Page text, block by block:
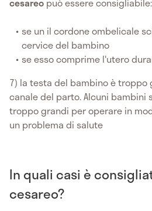
se un il cordone ombelicale
cervice del bambino
se esso comprime l'utero
7) la testa del bambino è troppo
canale del parto. Alcuni bambini
troppo grandi per operare in
un problema di salute
In quali casi è
cesareo?